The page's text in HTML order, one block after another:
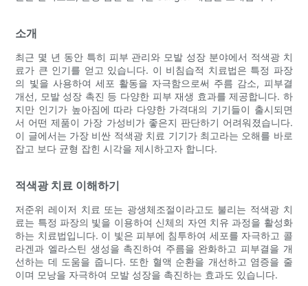
소개
최근 몇 년 동안 특히 피부 관리와 모발 성장 분야에서 적색광 치
료가 큰 인기를 얻고 있습니다. 이 비침습적 치료법은 특정 파장
의 빛을 사용하여 세포 활동을 자극함으로써 주름 감소, 피부결
개선, 모발 성장 촉진 등 다양한 피부 재생 효과를 제공합니다. 하
지만 인기가 높아짐에 따라 다양한 가격대의 기기들이 출시되면
서 어떤 제품이 가장 가성비가 좋은지 판단하기 어려워졌습니다.
이 글에서는 가장 비싼 적색광 치료 기기가 최고라는 오해를 바로
잡고 보다 균형 잡힌 시각을 제시하고자 합니다.
적색광 치료 이해하기
저준위 레이저 치료 또는 광생체조절이라고도 불리는 적색광 치
료는 특정 파장의 빛을 이용하여 신체의 자연 치유 과정을 활성화
하는 치료법입니다. 이 빛은 피부에 침투하여 세포를 자극하고 콜
라겐과 엘라스틴 생성을 촉진하여 주름을 완화하고 피부결을 개
선하는 데 도움을 줍니다. 또한 혈액 순환을 개선하고 염증을 줄
이며 모낭을 자극하여 모발 성장을 촉진하는 효과도 있습니다.